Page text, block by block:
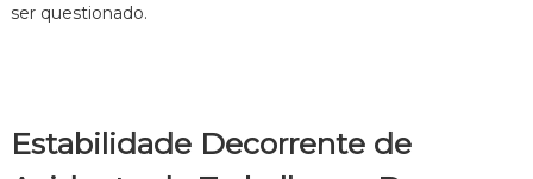
o
ser questionado.
Estabilidade Decorrente de